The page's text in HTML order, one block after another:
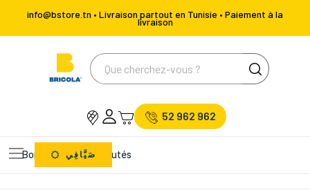
info@bstore.tn • Livraison partout en Tunisie • Paiement à la
livraison
52 962 962
Bons Plans Nouveautés
صَيَّافِي